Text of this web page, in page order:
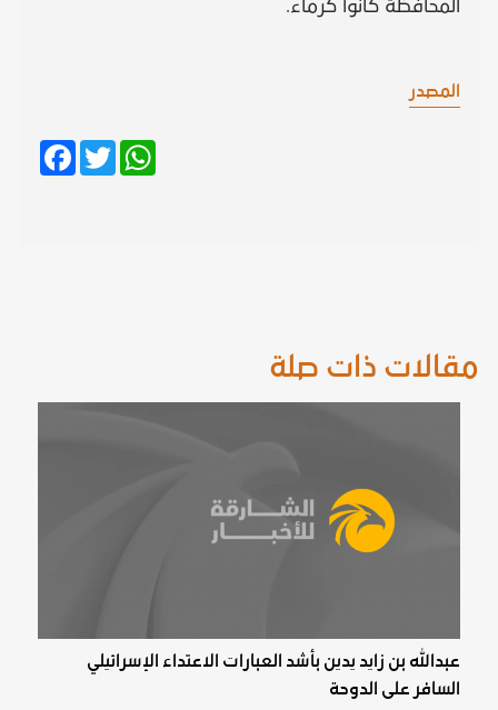
مقالات ذات صلة
عبدالله بن زايد يدين بأشد العبارات الاعتداء الإسرائيلي
السافر على الدوحة
المحافظة كانوا كرماء.
المصدر
Facebook
Twitter